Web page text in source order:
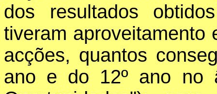
dos resultados
tiveram aproveitamento
acções, quantos
ano e do 12º ano no